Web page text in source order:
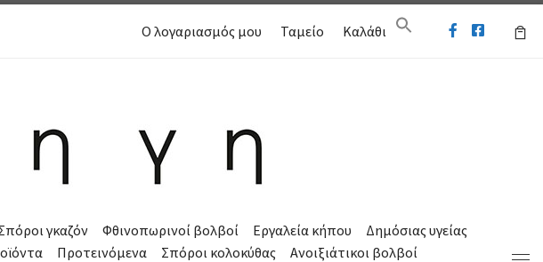
Ο λογαριασμός μου Ταμείο Καλάθι
γκαζόν Φθινοπωρινοί βολβοί Εργαλεία κήπου
Δημόσιας υγείας
Προτεινόμενα Σπόροι κολοκύθας
Ανοιξιάτικοι βολβοί